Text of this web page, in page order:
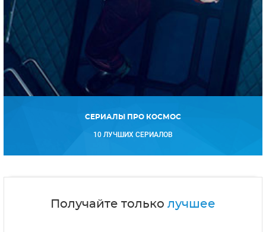
СЕРИАЛЫ ПРО КОСМОС
10 ЛУЧШИХ СЕРИАЛОВ
Получайте только лучшее